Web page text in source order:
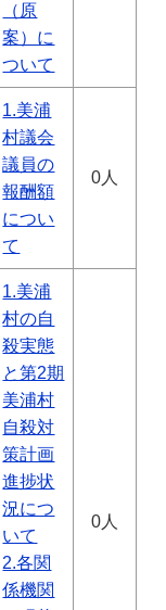
（原
案）に
ついて
1.美浦
村議会
議員の
報酬額
につい
て
0人
1.美浦
村の自
殺実態
と第2期
美浦村
自殺対
策計画
進捗状
況につ
いて
2.各関
係機関
0人